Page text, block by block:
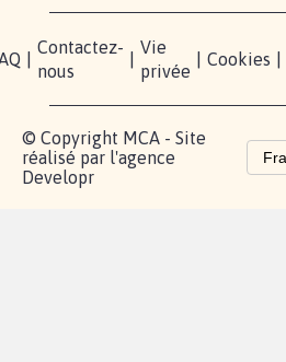
Contactez-
nous
Vie
privée
Cookies
© Copyright MCA - Site
réalisé par l'agence
Developr